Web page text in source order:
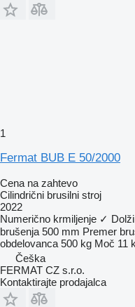
1
Fermat BUB E 50/2000
Cena na zahtevo
Cilindrični brusilni stroj
2022
Numerično krmiljenje ✓
brušenja 500 mm Premer
obdelovanca 500 kg Moč 11
Češka
FERMAT CZ s.r.o.
Kontaktirajte prodajalca